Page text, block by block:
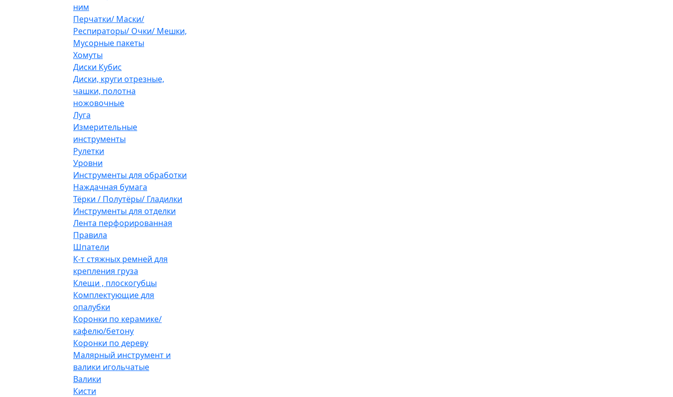
ним
Перчатки/ Маски/
Респираторы/ Очки/ Мешки,
Мусорные пакеты
Хомуты
Диски Кубис
Диски, круги отрезные,
чашки, полотна
ножовочные
Луга
Измерительные
инструменты
Рулетки
Уровни
Инструменты для обработки
Наждачная бумага
Тёрки / Полутёры/ Гладилки
Инструменты для отделки
Лента перфорированная
Правила
Шпатели
К-т стяжных ремней для
крепления груза
Клещи , плоскогубцы
Комплектующие для
опалубки
Коронки по керамике/
кафелю/бетону
Коронки по дереву
Малярный инструмент и
валики игольчатые
Валики
Кисти